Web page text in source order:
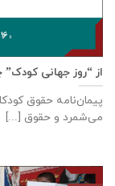
از “روز جهانی
می‌شمرد و حقوق [...]